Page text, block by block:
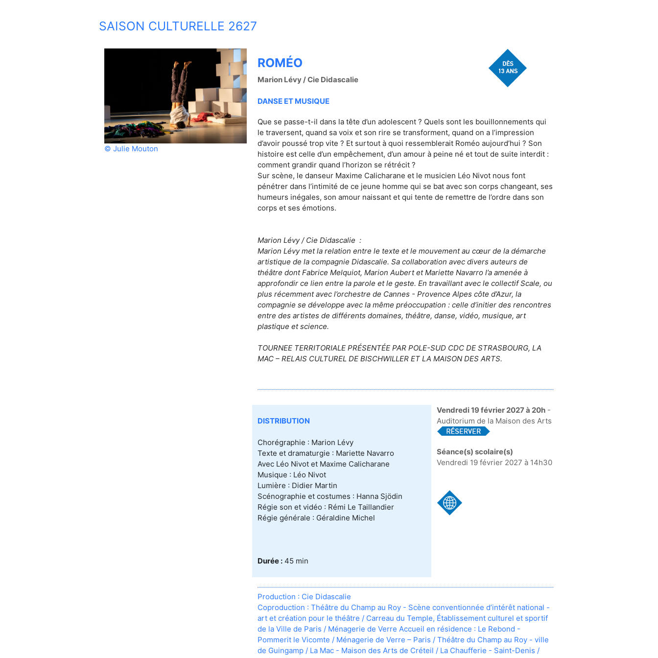
SAISON CULTURELLE 2627
© Julie Mouton
ROMÉO
Marion Lévy / Cie Didascalie
DANSE ET MUSIQUE
Que se passe-t-il dans la tête d’un adolescent ? Quels sont les bouillonnements qui
le traversent, quand sa voix et son rire se transforment, quand on a l’impression
d’avoir poussé trop vite ? Et surtout à quoi ressemblerait Roméo aujourd’hui ? Son
histoire est celle d’un empêchement, d’un amour à peine né et tout de suite interdit :
comment grandir quand l’horizon se rétrécit ?
Sur scène, le danseur Maxime Calicharane et le musicien Léo Nivot nous font
pénétrer dans l’intimité de ce jeune homme qui se bat avec son corps changeant, ses
humeurs inégales, son amour naissant et qui tente de remettre de l’ordre dans son
corps et ses émotions.
Marion Lévy / Cie Didascalie :
Marion Lévy met la relation entre le texte et le mouvement au cœur de la démarche
artistique de la compagnie Didascalie. Sa collaboration avec divers auteurs de
théâtre dont Fabrice Melquiot, Marion Aubert et Mariette Navarro l’a amenée à
approfondir ce lien entre la parole et le geste. En travaillant avec le collectif Scale, ou
plus récemment avec l’orchestre de Cannes - Provence Alpes côte d’Azur, la
compagnie se développe avec la même préoccupation : celle d’initier des rencontres
entre des artistes de différents domaines, théâtre, danse, vidéo, musique, art
plastique et science.
TOURNEE TERRITORIALE PRÉSENTÉE PAR POLE-SUD CDC DE STRASBOURG, LA
MAC – RELAIS CULTUREL DE BISCHWILLER ET LA MAISON DES ARTS.
DISTRIBUTION
Chorégraphie : Marion Lévy
Texte et dramaturgie : Mariette Navarro
Avec Léo Nivot et Maxime Calicharane
Musique : Léo Nivot
Lumière : Didier Martin
Scénographie et costumes : Hanna Sjödin
Régie son et vidéo : Rémi Le Taillandier
Régie générale : Géraldine Michel
Durée : 45 min
Vendredi 19 février 2027 à 20h -
Auditorium de la Maison des Arts
Séance(s) scolaire(s)
Vendredi 19 février 2027 à 14h30
Production : Cie Didascalie
Coproduction : Théâtre du Champ au Roy - Scène conventionnée d’intérêt national -
art et création pour le théâtre / Carreau du Temple, Établissement culturel et sportif
de la Ville de Paris / Ménagerie de Verre Accueil en résidence : Le Rebond -
Pommerit le Vicomte / Ménagerie de Verre – Paris / Théâtre du Champ au Roy - ville
de Guingamp / La Mac - Maison des Arts de Créteil / La Chaufferie - Saint-Denis /